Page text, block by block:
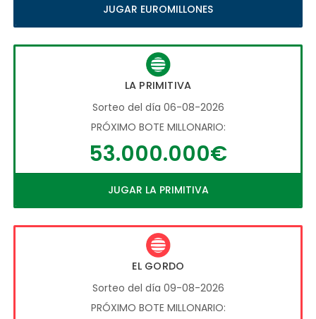
JUGAR EUROMILLONES
LA PRIMITIVA
Sorteo del día 06-08-2026
PRÓXIMO BOTE MILLONARIO:
53.000.000€
JUGAR LA PRIMITIVA
EL GORDO
Sorteo del día 09-08-2026
PRÓXIMO BOTE MILLONARIO: